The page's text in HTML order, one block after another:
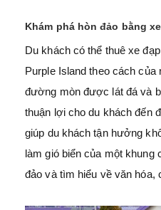
Khám phá hòn đảo bằng
Du khách có thể thuê xe
Purple Island theo cách
đường mòn được lát đá và
thuận lợi cho du khách đến
giúp du khách tận hưởng
làm gió biển của một khung
đảo và tìm hiểu về văn